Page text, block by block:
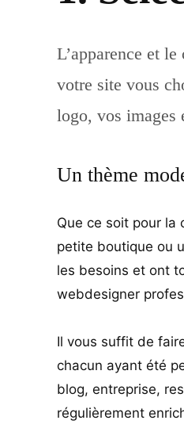
L’apparence et
votre site vous
logo, vos images
Un thème
Que ce soit pour la
petite boutique ou
les besoins et ont
webdesigner
Il vous suffit de
chacun ayant été
blog, entreprise,
régulièrement